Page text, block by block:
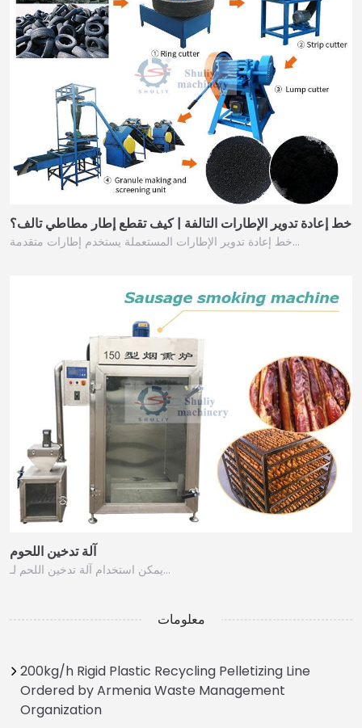
خط إعادة تدوير الإطارات التالفة | كيف تقطع إطار مطاطي تالف؟
خط إعادة تدوير الإطارات المستعملة يستخدم إطارات متقدمة…
آلة تدخين اللحوم
يمكن استخدام آلة تدخين اللحم لـ…
معلومات
200kg/h Rigid Plastic Recycling Pelletizing Line
Ordered by Armenia Waste Management
Organization